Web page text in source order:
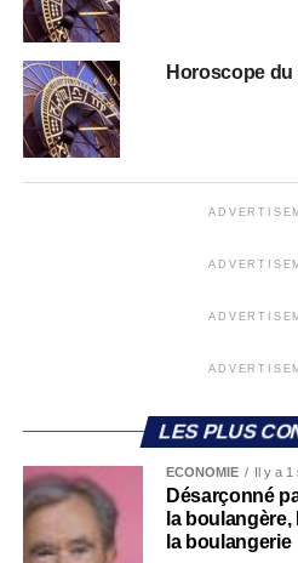
Horoscope du
LES PLUS
ECONOMIE Il y a
Désarçonné
la
la boulangerie